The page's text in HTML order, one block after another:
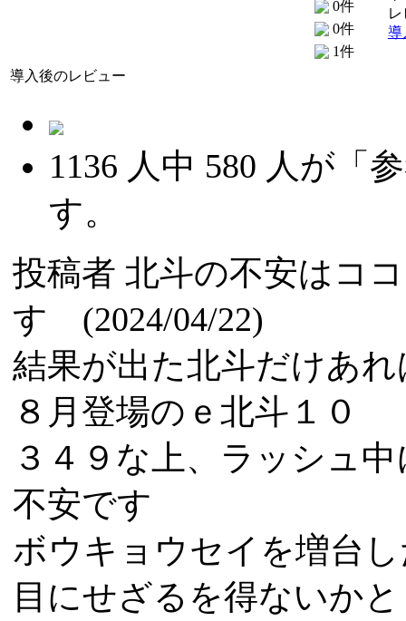
0件
0件
1件
導
導入後のレビュー
1136 人中 580 人が「
す。
投稿者 北斗の不安はコ
す (2024/04/22)
結果が出た北斗だけあれ
８月登場のｅ北斗１０
３４９な上、ラッシュ
不安です
ボウキョウセイを増台
目にせざるを得ないかと